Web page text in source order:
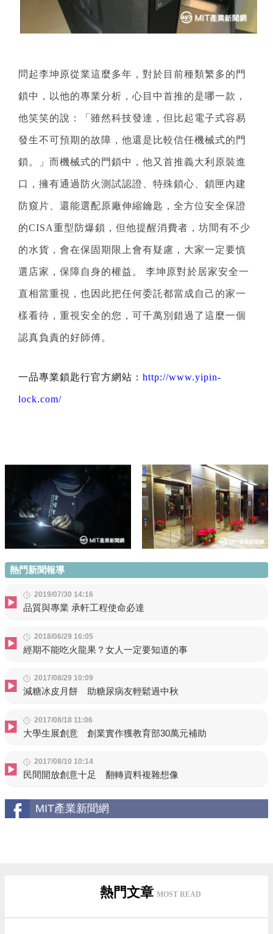
問起李坤原從業這麼多年，對於目前種類繁多的門
鎖中，以他的專業分析，心目中首推的是哪一款，
他笑笑的說：「雖然科技發達，但比起電子式容易
發生不可預期的故障，他還是比較信任機械式的門
鎖。」而機械式的門鎖中，他又首推義大利原裝進
口，擁有通過防火測試認證、特殊鎖心、鎖匣內建
防窺片、還能選配原廠伸縮鑰匙，全方位安全保證
的CISA重型防爆鎖，但他提醒消費者，坊間有不少
的水貨，會在保固期限上會有疑慮，大家一定要慎
選店家，保障自身的權益。 李坤原對於居家安全一
直相當重視，也因此把任何委託都當成自己的家一
樣看待，重視安全的您，可千萬別錯過了這麼一個
認真負責的好師傅。
一品專業鎖匙行官方網站： http://www.yipin-
lock.com/
熱門新聞報導
2019/07/30 14:16
品質與專業 承軒工程使命必達
2018/06/29 16:05
經期不能吃火龍果？女人一定要知道的事
2017/08/29 10:09
減糖冰皮月餅 助糖尿病友輕鬆過中秋
2017/08/18 11:06
大學生展創意 創業實作獲教育部30萬元補助
2017/08/10 10:14
民間開放創意十足 翻轉資料複雜想像
MIT產業新聞網
熱門文章 MOST READ